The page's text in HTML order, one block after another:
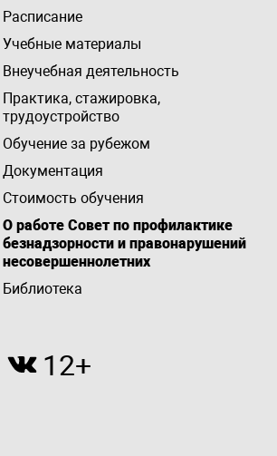
Расписание
Учебные материалы
Внеучебная деятельность
Практика, стажировка,
трудоустройство
Обучение за рубежом
Документация
Стоимость обучения
О работе Совет по профилактике
безнадзорности и правонарушений
несовершеннолетних
Библиотека
12+